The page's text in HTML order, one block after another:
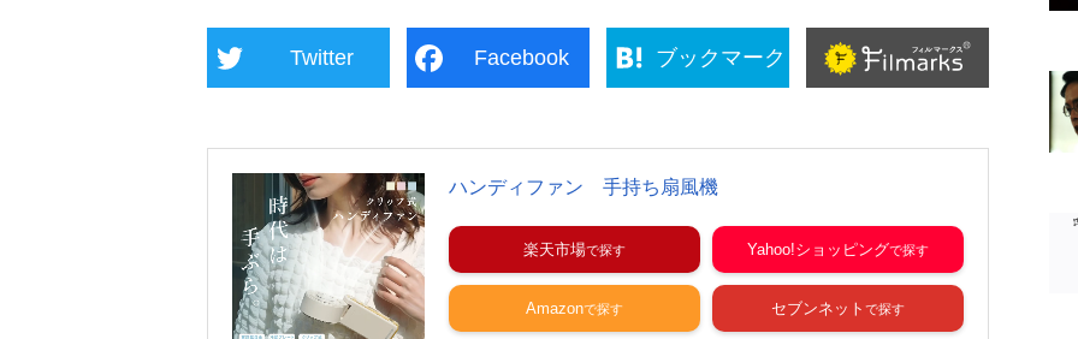
Twitter Facebook ブックマーク
ハンディファン 手持ち扇風機
楽天市場 Yahoo!ショッピング
Amazon セブンネット